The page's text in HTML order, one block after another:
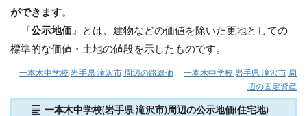
ができます。
『公示地価 』とは、建物などの価値を除いた更地としての
標準的な価値・土地の値段を示したものです。
一本木中学校(岩手県 滝沢市)周辺の路線価
一本木中学校(岩手県 滝沢市)周
辺の固定資産
一本木中学校(岩手県 滝沢市)周辺の公示地価(住宅地)